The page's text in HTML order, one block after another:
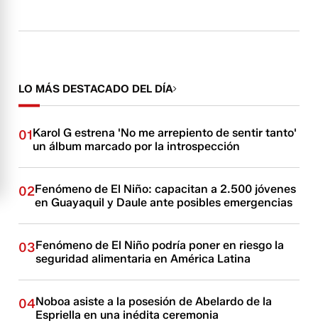
LO MÁS DESTACADO DEL DÍA
01Karol G estrena 'No me arrepiento de sentir tanto'
un álbum marcado por la introspección
02Fenómeno de El Niño: capacitan a 2.500 jóvenes
en Guayaquil y Daule ante posibles emergencias
03Fenómeno de El Niño podría poner en riesgo la
seguridad alimentaria en América Latina
04Noboa asiste a la posesión de Abelardo de la
Espriella en una inédita ceremonia